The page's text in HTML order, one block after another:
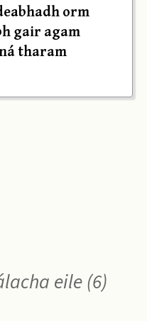
orm
gair agam
tharam
eile (6)